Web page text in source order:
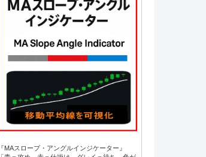
『MAスロープ・アングルインジケーター』